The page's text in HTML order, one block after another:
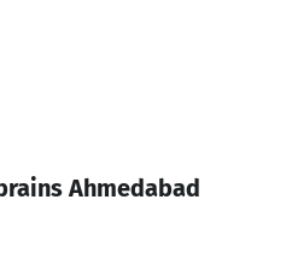
Ahmedabad